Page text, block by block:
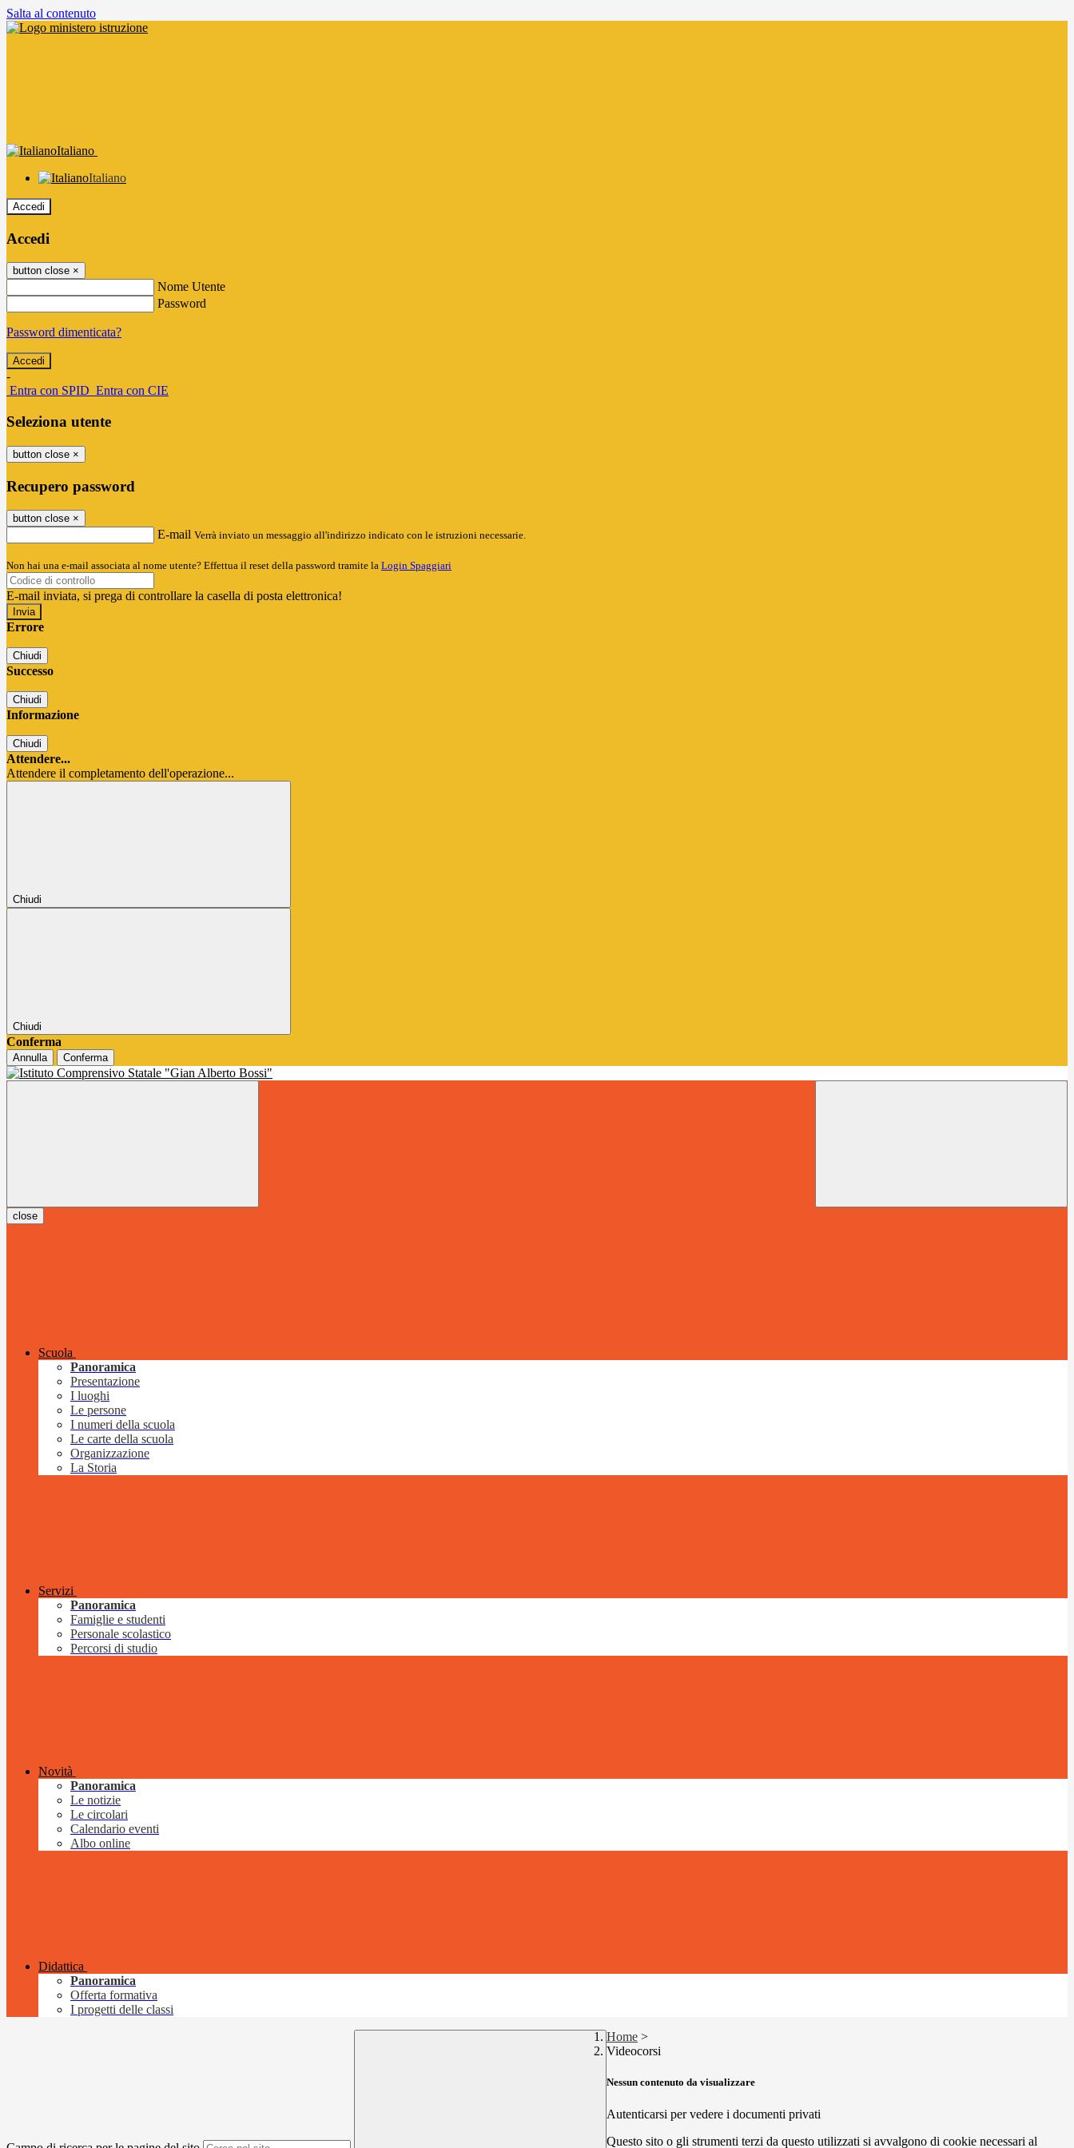
Salta al contenuto
Italiano
Italiano
Accedi
Accedi
button close ×
Nome Utente
Password
Password dimenticata?
-
Entra con SPID Entra con CIE
Seleziona utente
button close ×
Recupero password
button close ×
E-mail Verrà inviato un messaggio all'indirizzo indicato con le istruzioni necessarie.
Non hai una e-mail associata al nome utente? Effettua il reset della password tramite la Login Spaggiari
E-mail inviata, si prega di controllare la casella di posta elettronica!
Errore
Chiudi
Successo
Chiudi
Informazione
Chiudi
Attendere...
Attendere il completamento dell'operazione...
Chiudi
Chiudi
Conferma
Annulla Conferma
close
Scuola
Panoramica
Presentazione
I luoghi
Le persone
I numeri della scuola
Le carte della scuola
Organizzazione
La Storia
Servizi
Panoramica
Famiglie e studenti
Personale scolastico
Percorsi di studio
Novità
Panoramica
Le notizie
Le circolari
Calendario eventi
Albo online
Didattica
Panoramica
Offerta formativa
I progetti delle classi
Home >
Videocorsi
Nessun contenuto da visualizzare
Autenticarsi per vedere i documenti privati
Questo sito o gli strumenti terzi da questo utilizzati si avvalgono di cookie necessari al